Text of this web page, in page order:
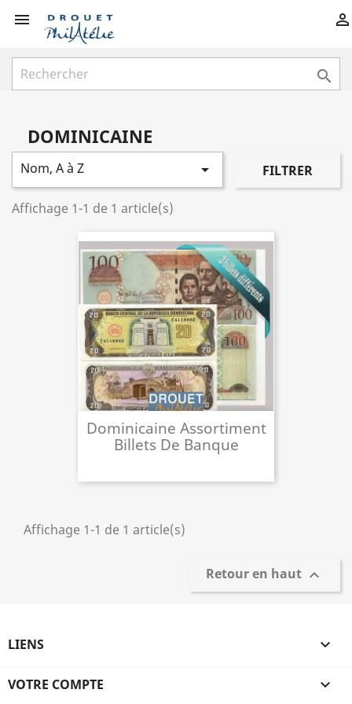
 

DOMINICAINE
Nom, A à Z  FILTRER
Affichage 1-1 de 1 article(s)
Dominicaine Assortiment
Billets De Banque
Affichage 1-1 de 1 article(s)
Retour en haut 
LIENS 
VOTRE COMPTE 